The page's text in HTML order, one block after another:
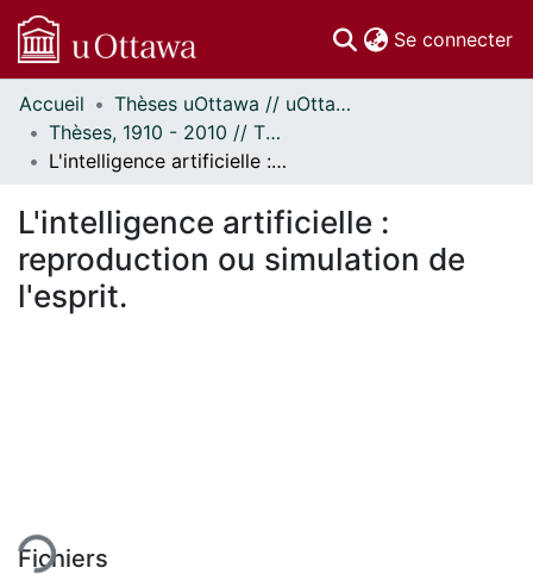
Se connecter
Communautés
et collections
Parcourir
À propos
Accueil
Thèses uOttawa // uOttawa Theses
Thèses, 1910 - 2010 // Theses, 1910 - 2010
L'intelligence artificielle : reproduction ou simulation de l'esprit.
L'intelligence artificielle :
reproduction ou simulation de
l'esprit.
Fichiers